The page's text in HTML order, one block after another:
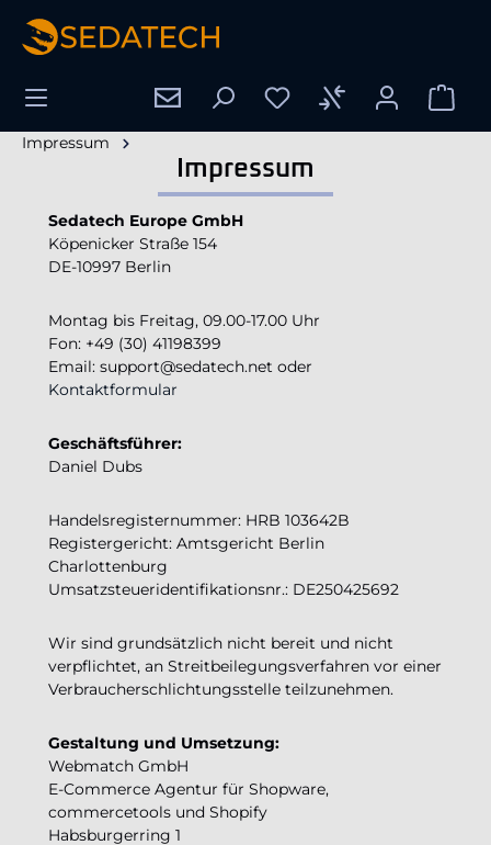
springen
Impressum
Impressum
Sedatech Europe GmbH
Köpenicker Straße 154
DE-10997 Berlin
Montag bis Freitag, 09.00-17.00 Uhr
Fon: +49 (30) 41198399
Email: support@sedatech.net oder
Kontaktformular
Geschäftsführer:
Daniel Dubs
Handelsregisternummer: HRB 103642B
Registergericht: Amtsgericht Berlin
Charlottenburg
Umsatzsteueridentifikationsnr.: DE250425692
Wir sind grundsätzlich nicht bereit und nicht
verpflichtet, an Streitbeilegungsverfahren vor einer
Verbraucherschlichtungsstelle teilzunehmen.
Gestaltung und Umsetzung:
Webmatch GmbH
E-Commerce Agentur für Shopware,
commercetools und Shopify
Habsburgerring 1